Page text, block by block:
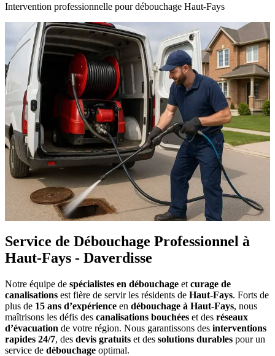
Intervention professionnelle pour débouchage Haut-Fays
Service de Débouchage Professionnel à
Haut-Fays - Daverdisse
Notre équipe de spécialistes en débouchage et curage de
canalisations est fière de servir les résidents de Haut-Fays. Forts de
plus de 15 ans d’expérience en débouchage à Haut-Fays, nous
maîtrisons les défis des canalisations bouchées et des réseaux
d’évacuation de votre région. Nous garantissons des interventions
rapides 24/7, des devis gratuits et des solutions durables pour un
service de débouchage optimal.